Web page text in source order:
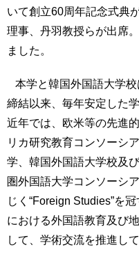
院
／
研
究
社
連
携
試
方
保
方
卒
生
の
方
般・
いて創立60周年記念式典
理事、丹羽教授らが出席
ました。
本学と韓国外国語大学
締結以来、毎年安定した
近年では、欧米等の先進
リカ研究教育コンソーシ
学、韓国外国語大学校及
圏外国語大学コンソーシ
じく“Foreign Studies”を
における外国語教育及び
して、学術交流を推進して